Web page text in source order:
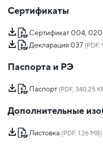
Сертификаты
Сертификат 004, 020
Декларация 037 (PDF,
Паспорта и РЭ
Паспорт (PDF, 340.25
Дополнительные
Листовка (PDF, 1.26 MB)